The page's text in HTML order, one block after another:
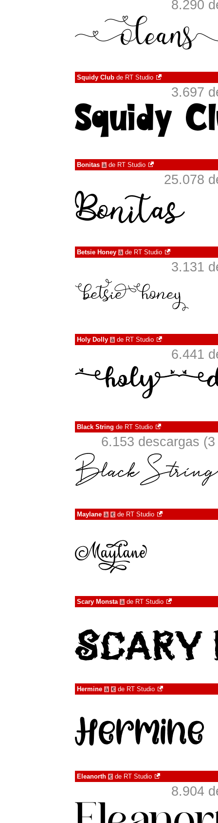
8.290
Squidy Club de RT Studio
3.697
Bonitas à de RT Studio
25.078
Betsie Honey à de RT Studio
3.131
Holy Dolly à de RT Studio
6.441
Black String de RT Studio
6.153 descargas
Maylane à € de RT Studio
Scary Monsta à de RT Studio
Hermine à € de RT Studio
Eleanorth € de RT Studio
8.904